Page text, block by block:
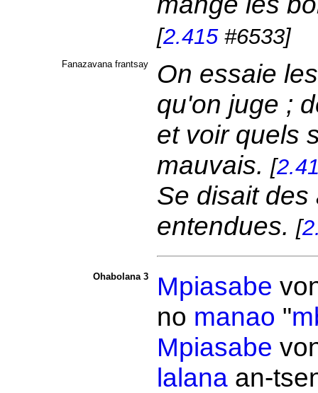
[2.415#6533]
Fanazavana frantsay
On essaie
qu'on juge ;
et voir quels
mauvais. [
Se disait
entendues. [
Ohabolana 3 Mpiasabe
no manao "
Mpiasabe
lalanaan-